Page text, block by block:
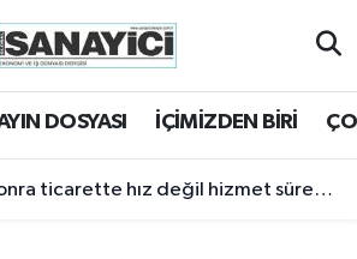
DOSYASI İÇİMİZDEN BİRİ
hız değil hizmet sürekliliği öne çıkacak
Eczaneler